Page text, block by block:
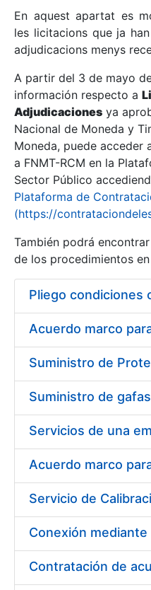
Mostra/Amaga
Mostra/Amaga
Mostra/Amaga
En aquest apartat es
les licitacions que ja
adjudicacions menys
A partir del 3 de mayo
información respecto a
Adjudicaciones ya
Nacional de Moneda y
Moneda, puede
a FNMT-RCM en la
Sector Público
Plataforma de
(https://
También podrá
de los procedimientos en